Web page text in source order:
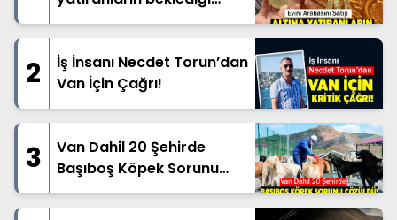
haber geldi
2
İş İnsanı Necdet Torun’dan
Van İçin Çağrı!
3
Van Dahil 20 Şehirde
Başıboş Köpek Sorunu
Çözüldü!